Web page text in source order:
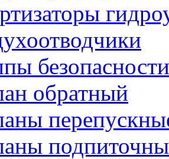
безопасности
обратный